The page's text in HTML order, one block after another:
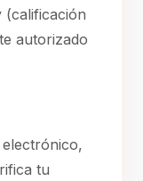
(calificación
autorizado
tu